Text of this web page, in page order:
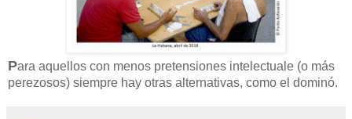
Para aquellos con menos pretensiones intelectuale (o más
perezosos) siempre hay otras alternativas, como el dominó.